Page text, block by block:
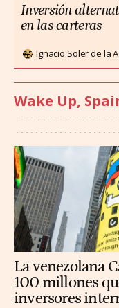
Inversión
en las carteras
Ignacio Soler de la
Wake Up,
La venezolana
100 millones
inversores